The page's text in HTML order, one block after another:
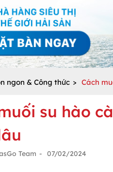
ngon & Công thức > Cách
su hào
Team - 07/02/2024